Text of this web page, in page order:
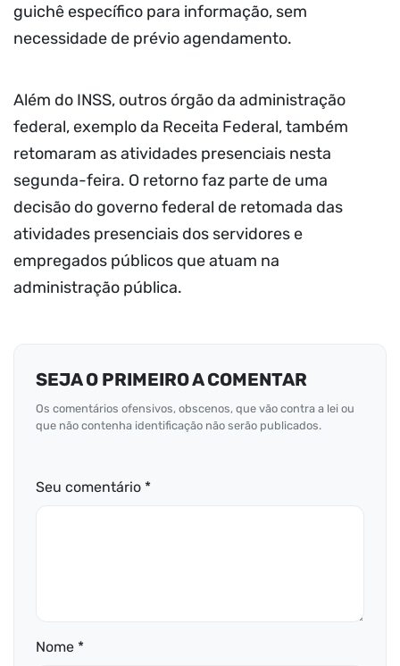
guichê específico para informação, sem
necessidade de prévio agendamento.
Além do INSS, outros órgão da administração
federal, exemplo da Receita Federal, também
retomaram as atividades presenciais nesta
segunda-feira. O retorno faz parte de uma
decisão do governo federal de retomada das
atividades presenciais dos servidores e
empregados públicos que atuam na
administração pública.
SEJA O PRIMEIRO A COMENTAR
Os comentários ofensivos, obscenos, que vão contra a lei ou
que não contenha identificação não serão publicados.
Seu comentário *
Nome *